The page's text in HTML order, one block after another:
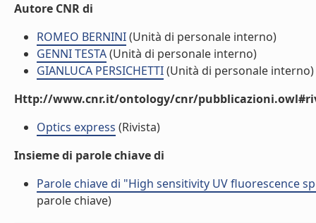
Autore CNR di
ROMEO BERNINI(Unità di personale interno)
GENNI TESTA(Unità di personale interno)
GIANLUCA PERSICHETTI(Unità di personale interno)
Http://www.cnr.it/ontology/cnr/
Optics express (Rivista)
Insieme di parole chiave di
Parole chiave di "High sensitivity UV fluorescence
parole chiave)